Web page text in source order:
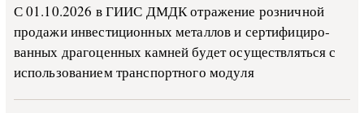
С 01.10.2026 в ГИИС ДМДК от­ра­же­ние роз­ни­ч­ной
про­да­жи ин­ве­сти­ци­он­ных ме­тал­лов и сер­ти­фи­ци­ро­
ван­ных дра­го­цен­ных ка­м­ней бу­дет осу­ще­ств­лять­ся с
ис­поль­зо­ва­ни­ем тран­с­пор­т­но­го мо­ду­ля